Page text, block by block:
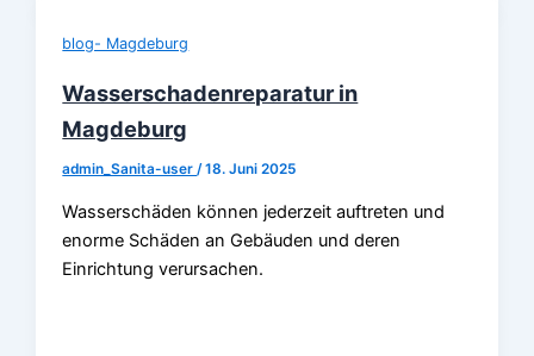
blog- Magdeburg
Wasserschadenreparatur in
Magdeburg
admin_Sanita-user/18. Juni 2025
Wasserschäden können jederzeit auftreten und
enorme Schäden an Gebäuden und deren
Einrichtung verursachen.